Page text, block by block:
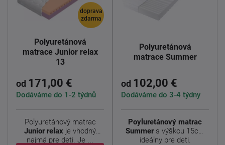
doprava
zdarma
Polyuretánová
matrace Junior relax
13
od 171,00 €
Dodáváme do 1-2 týdnů
Polyuretánový matrac
Junior relax je vhodný
najmä pre deti. Je ...
Polyuretánová
matrace Summer
od 102,00 €
Dodáváme do 3-4 týdny
Poyluretánový matrac
Summers výškou 15cm
ideálny pre deti.